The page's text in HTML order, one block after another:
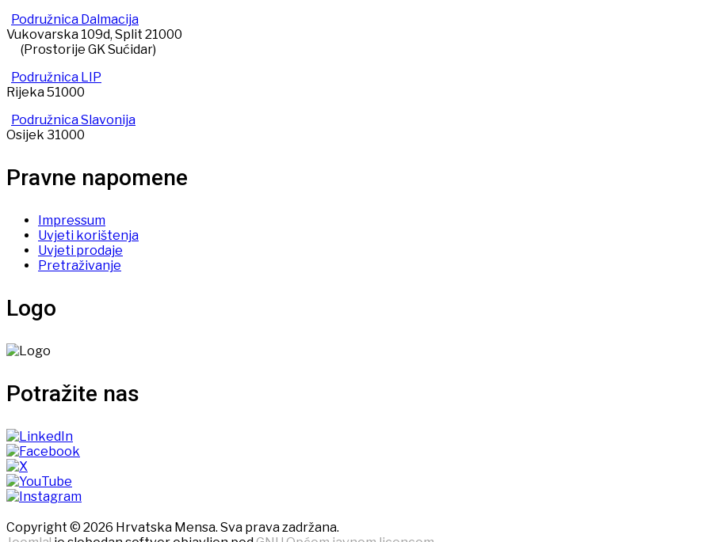
Podružnica Dalmacija
Vukovarska 109d, Split 21000
(Prostorije GK Sućidar)
Podružnica LIP
Rijeka 51000
Podružnica Slavonija
Osijek 31000
Pravne napomene
Impressum
Uvjeti korištenja
Uvjeti prodaje
Pretraživanje
Logo
Potražite nas
Copyright © 2026 Hrvatska Mensa. Sva prava zadržana.